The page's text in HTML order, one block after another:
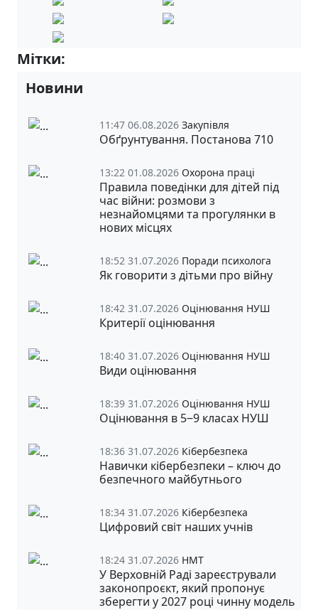
Мітки:
Новини
11:47 06.08.2026 Закупівля
Обґрунтування. Постанова 710
13:22 01.08.2026 Охорона праці
Правила поведінки для дітей під
час війни: розмови з
незнайомцями та прогулянки в
нових місцях
18:52 31.07.2026 Поради психолога
Як говорити з дітьми про війну
18:42 31.07.2026 Оцінювання НУШ
Критерії оцінювання
18:40 31.07.2026 Оцінювання НУШ
Види оцінювання
18:39 31.07.2026 Оцінювання НУШ
Оцінювання в 5‒9 класах НУШ
18:36 31.07.2026 Кібербезпека
Навички кібербезпеки – ключ до
безпечного майбутнього
18:34 31.07.2026 Кібербезпека
Цифровий світ наших учнів
18:24 31.07.2026 НМТ
У Верховній Раді зареєстрували
законопроєкт, який пропонує
зберегти у 2027 році чинну модель